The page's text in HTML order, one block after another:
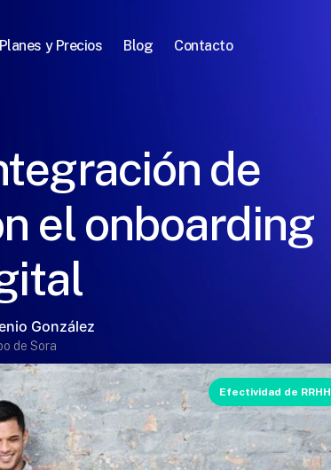
Planes y Precios Blog Contacto
de
el onboarding
González
de Sora
Efectividad de RRHH